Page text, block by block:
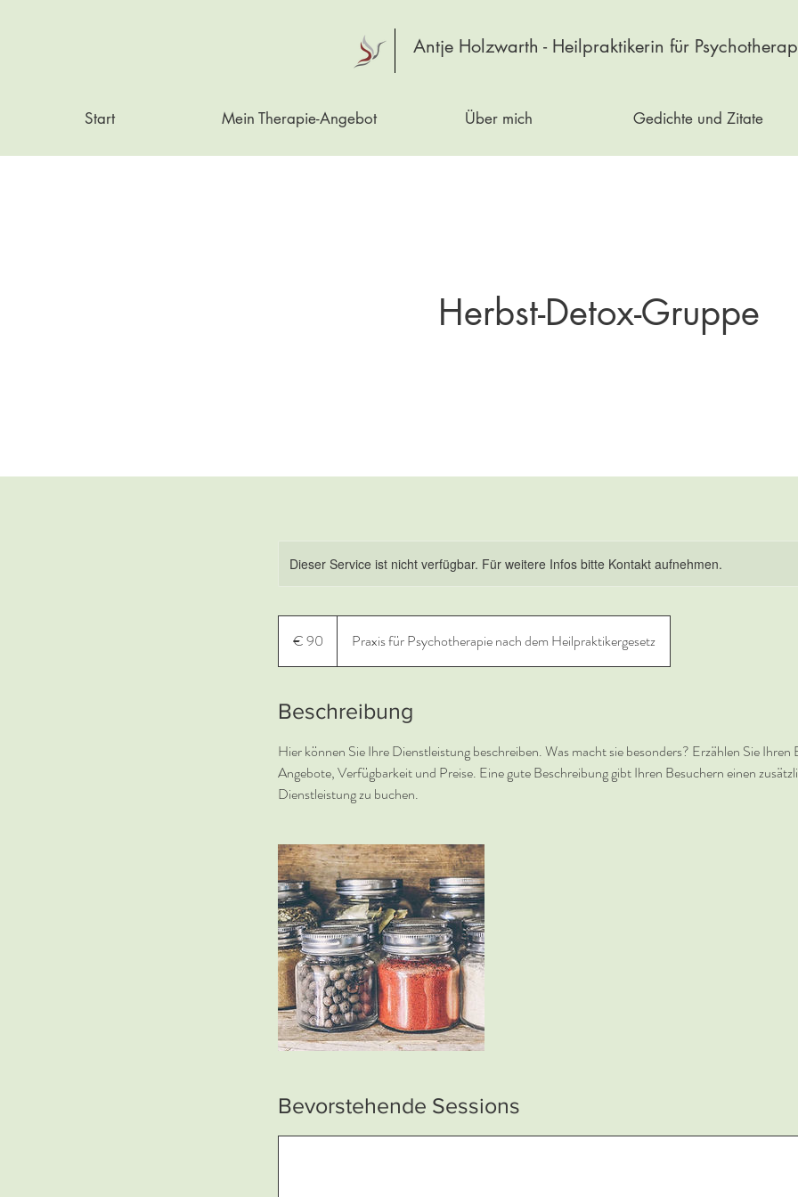
Antje Holzwarth - Heilpraktikerin für
Start Mein Therapie-Angebot Über mich Gedichte und Zitate
Herbst-Detox-Gruppe
Dieser Service ist nicht verfügbar. Für weitere Infos bitte Kontakt aufnehmen.
€ 90 Praxis für Psychotherapie nach dem Heilpraktikergesetz
Beschreibung
Hier können Sie Ihre Dienstleistung beschreiben. Was macht sie besonders? Erzählen Sie Ihren
Angebote, Verfügbarkeit und Preise. Eine gute Beschreibung gibt Ihren Besuchern einen
Dienstleistung zu buchen.
Bevorstehende Sessions